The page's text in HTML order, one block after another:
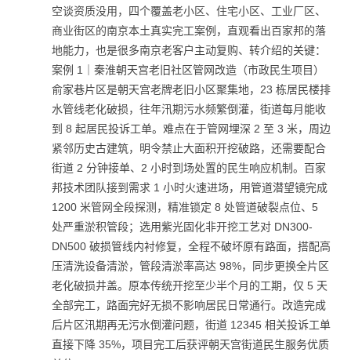
空谈资质没用，四个覆盖老小区、住宅小区、工业厂区、
商业街区的南京本土真实完工案例，直观看出百家邦的落
地能力，也是很多南京老客户主动复购、转介绍的关键：
案例 1｜秦淮朝天宫老旧社区管网改造（市政民生项目）
俞家巷片区是朝天宫老牌老旧小区聚集地，23 栋居民楼排
水管线老化破损，往年汛期污水频繁倒灌，街道每月能收
到 8 起居民投诉工单。难点在于管网埋深 2 至 3 米，周边
紧邻历史古建筑，明令禁止大面积开挖破路，还需要配合
街道 2 分钟接单、2 小时到场处置的民生响应机制。百家
邦技术团队接到需求 1 小时火速进场，用管道潜望镜完成
1200 米管网全段探测，精准锁定 8 处管道破裂点位、5
处严重淤积管段；选用紫光固化非开挖工艺对 DN300-
DN500 破损管线内衬修复，全程不破坏原有路面，搭配高
压清洗设备清淤，管段清淤率高达 98%，同步更换全片区
老化破损井盖。原本传统开挖至少半个月的工期，仅 5 天
全部完工，路面完好无损不影响居民日常通行。改造完成
后片区汛期再无污水倒灌问题，街道 12345 相关投诉工单
直接下降 35%，项目完工后获评朝天宫街道民生服务优质